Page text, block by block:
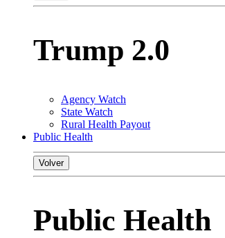
Trump 2.0
Agency Watch
State Watch
Rural Health Payout
Public Health
Volver
Public Health